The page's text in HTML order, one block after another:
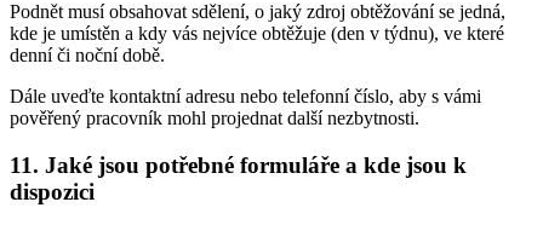
Podnět musí obsahovat sdělení, o jaký zdroj obtěžování se jedná,
kde je umístěn a kdy vás nejvíce obtěžuje (den v týdnu), ve které
denní či noční době.
Dále uveďte kontaktní adresu nebo telefonní číslo, aby s vámi
pověřený pracovník mohl projednat další nezbytnosti.
11. Jaké jsou potřebné formuláře a kde jsou k
dispozici